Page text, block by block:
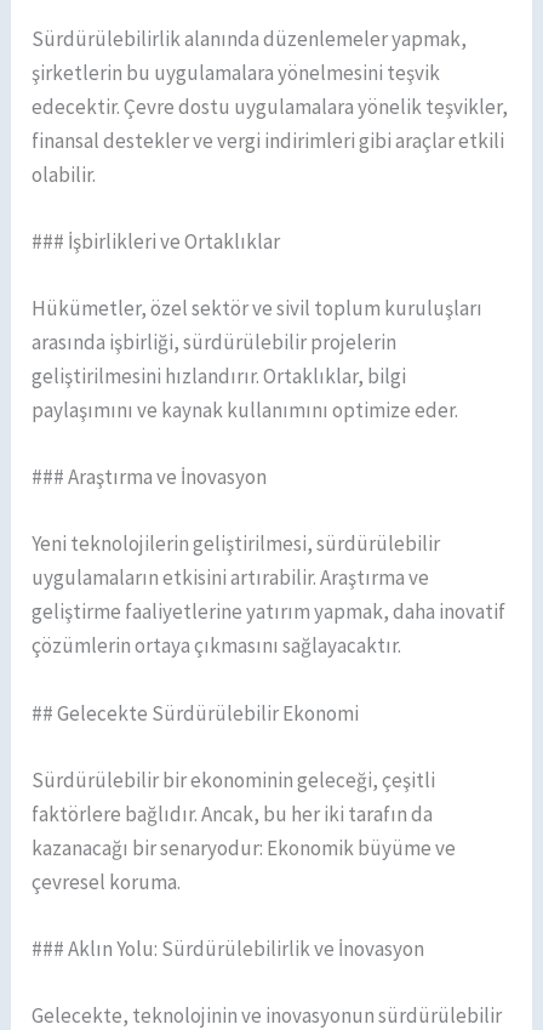
Sürdürülebilirlik alanında düzenlemeler yapmak,
şirketlerin bu uygulamalara yönelmesini teşvik
edecektir. Çevre dostu uygulamalara yönelik teşvikler,
finansal destekler ve vergi indirimleri gibi araçlar etkili
olabilir.
### İşbirlikleri ve Ortaklıklar
Hükümetler, özel sektör ve sivil toplum kuruluşları
arasında işbirliği, sürdürülebilir projelerin
geliştirilmesini hızlandırır. Ortaklıklar, bilgi
paylaşımını ve kaynak kullanımını optimize eder.
### Araştırma ve İnovasyon
Yeni teknolojilerin geliştirilmesi, sürdürülebilir
uygulamaların etkisini artırabilir. Araştırma ve
geliştirme faaliyetlerine yatırım yapmak, daha inovatif
çözümlerin ortaya çıkmasını sağlayacaktır.
## Gelecekte Sürdürülebilir Ekonomi
Sürdürülebilir bir ekonominin geleceği, çeşitli
faktörlere bağlıdır. Ancak, bu her iki tarafın da
kazanacağı bir senaryodur: Ekonomik büyüme ve
çevresel koruma.
### Aklın Yolu: Sürdürülebilirlik ve İnovasyon
Gelecekte, teknolojinin ve inovasyonun sürdürülebilir